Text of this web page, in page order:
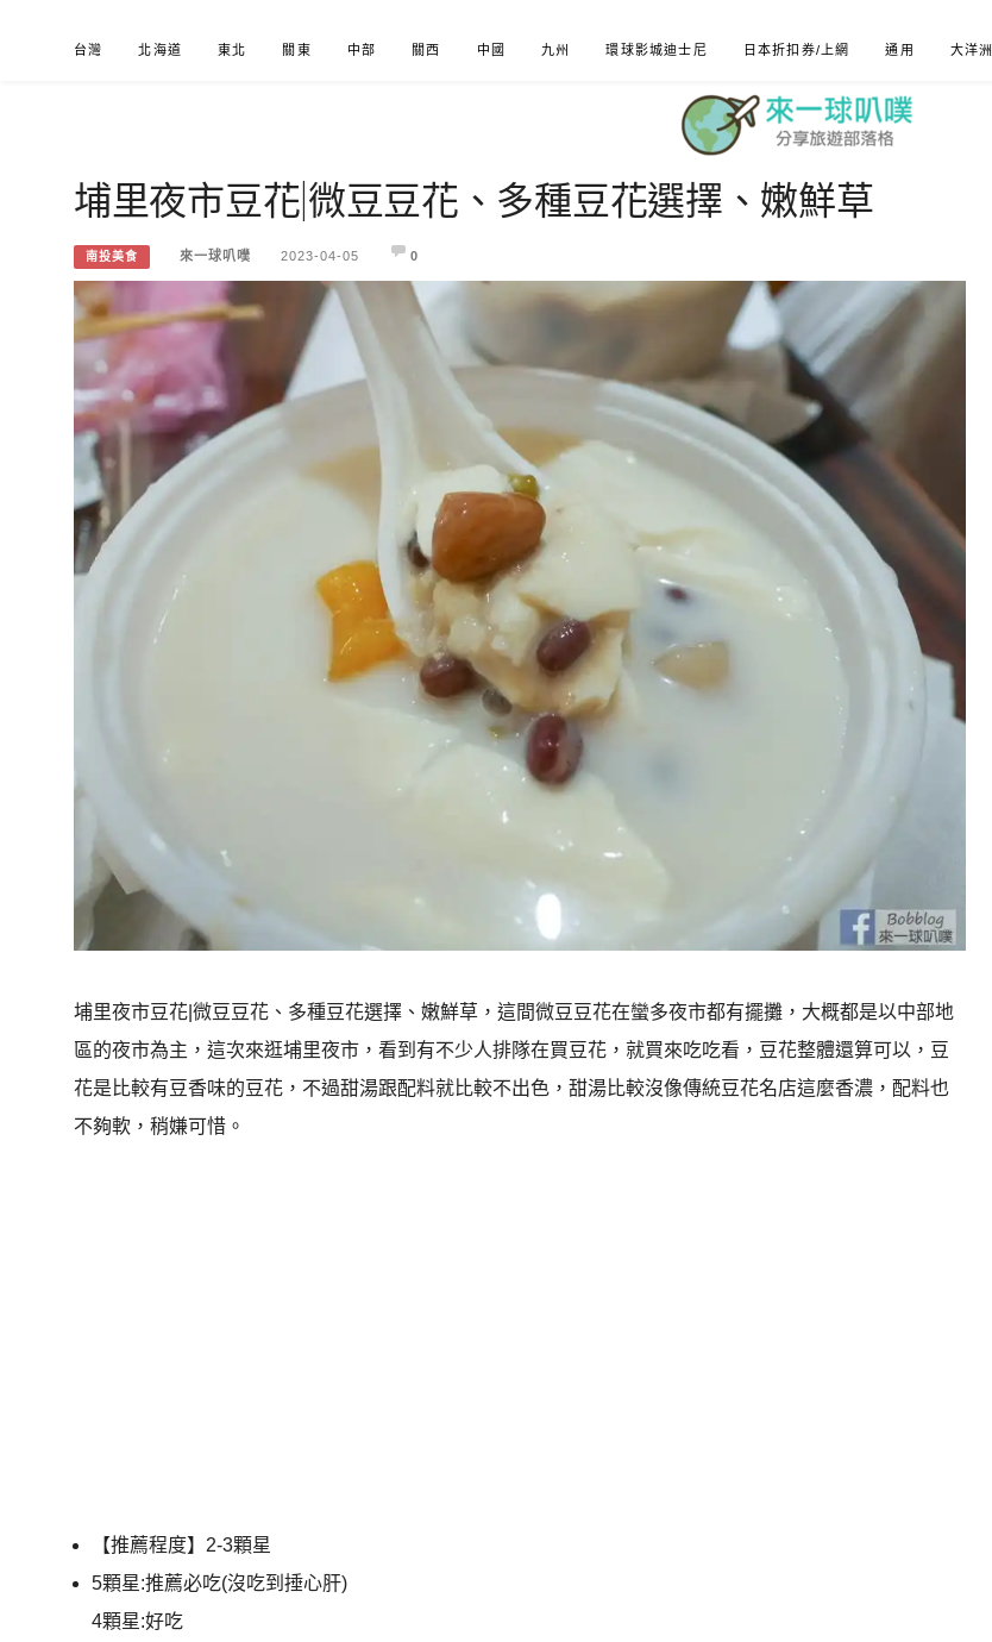
台灣 北海道 東北 關東 中部 關西 中國 九州 環球影城迪士尼 日本折扣券/上網 通用 大洋洲
來一球叭噗
分享日本自助部落格
埔里夜市豆花|微豆豆花、多種豆花選擇、嫩鮮草
南投美食 來一球叭噗 2023-04-05 0
埔里夜市豆花|微豆豆花、多種豆花選擇、嫩鮮草，這間微豆豆花在蠻多夜市都有擺攤，大概都是以中部地
區的夜市為主，這次來逛埔里夜市，看到有不少人排隊在買豆花，就買來吃吃看，豆花整體還算可以，豆
花是比較有豆香味的豆花，不過甜湯跟配料就比較不出色，甜湯比較沒像傳統豆花名店這麼香濃，配料也
不夠軟，稍嫌可惜。
【推薦程度】2-3顆星
5顆星:推薦必吃(沒吃到捶心肝)
4顆星:好吃